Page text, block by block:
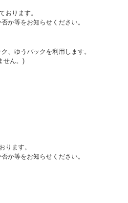
おります。
か等をお知らせください。
、ゆうパックを利用します。
せん。)
ります。
か等をお知らせください。